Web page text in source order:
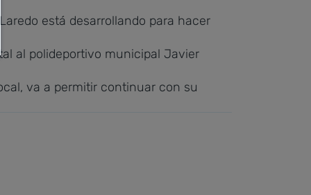
está desarrollando para hacer
al polideportivo municipal Javier
va a permitir continuar con su